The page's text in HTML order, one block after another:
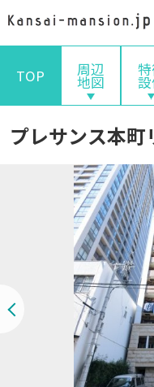
TOP 周辺
地図
プレサンス本町